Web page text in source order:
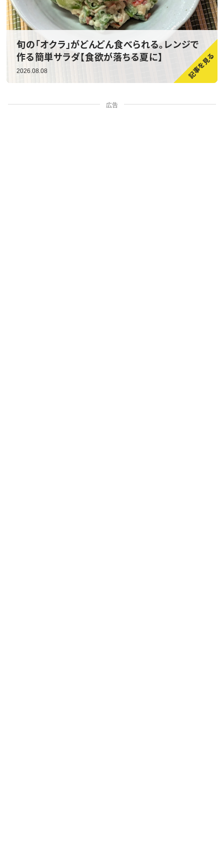
旬の「オクラ」がどんどん食べられる。レンジで
作る簡単サラダ【食欲が落ちる夏に】
2026.08.08
広告